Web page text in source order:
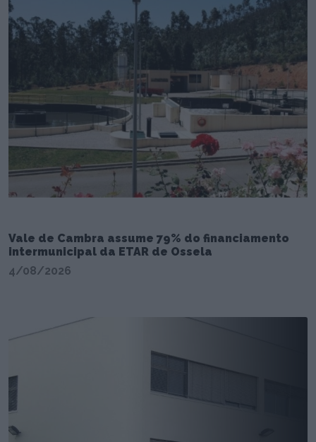
Vale de Cambra assume 79% do financiamento
intermunicipal da ETAR de Ossela
4/08/2026